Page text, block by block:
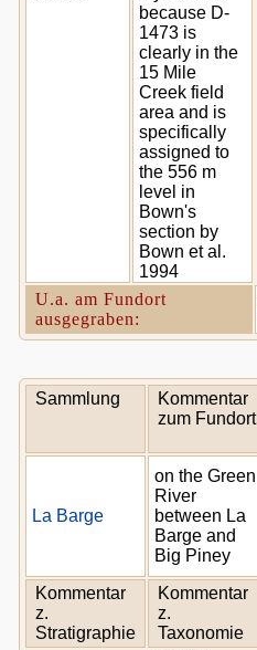
because D-
1473 is
clearly in the
15 Mile
Creek field
area and is
specifically
assigned to
the 556 m
level in
Bown's
section by
Bown et al.
1994
U.a. am Fundort
ausgegraben:
Sammlung
Kommentar
zum Fundort
La Barge
on the Green
River
between La
Barge and
Big Piney
Kommentar
z.
Stratigraphie
Kommentar
z.
Taxonomie